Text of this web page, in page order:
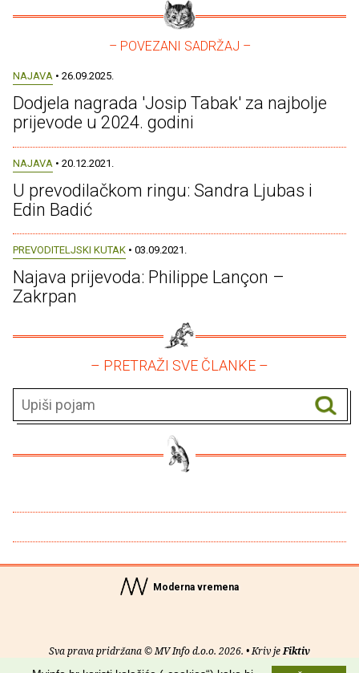
– POVEZANI SADRŽAJ –
NAJAVA • 26.09.2025.
Dodjela nagrada 'Josip Tabak' za najbolje
prijevode u 2024. godini
NAJAVA • 20.12.2021.
U prevodilačkom ringu: Sandra Ljubas i
Edin Badić
PREVODITELJSKI KUTAK • 03.09.2021.
Najava prijevoda: Philippe Lançon –
Zakrpan
– PRETRAŽI SVE ČLANKE –
Moderna vremena
Sva prava pridržana © MV Info d.o.o. 2026. • Kriv jeFiktiv